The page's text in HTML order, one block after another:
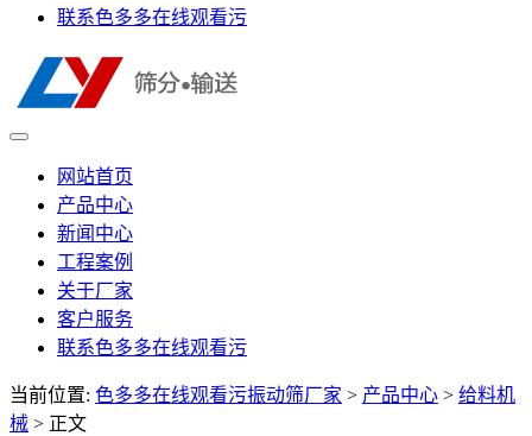
联系色多多在线观看污
网站首页
产品中心
新闻中心
工程案例
关于厂家
客户服务
联系色多多在线观看污
当前位置: 色多多在线观看污振动筛厂家 > 产品中心 > 给料机
械 > 正文